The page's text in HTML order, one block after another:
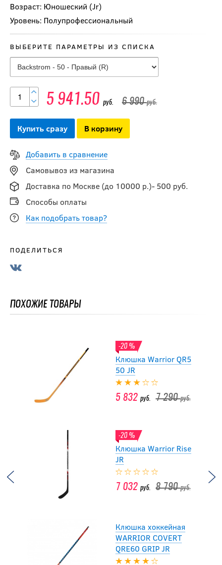
Возраст: Юношеский (Jr)
Уровень: Полупрофессиональный
ВЫБЕРИТЕ ПАРАМЕТРЫ ИЗ СПИСКА
5 941.50 руб. 6 990руб.
Купить сразу В корзину
Добавить в сравнение
Самовывоз из магазина
Доставка по Москве (до 10000 р.)- 500 руб.
Способы оплаты
Как подобрать товар?
ПОДЕЛИТЬСЯ
ПОХОЖИЕ ТОВАРЫ
-20 %
JR
7 032
QRE60 GRIP JR
-20 %
Клюшка Warrior QR5
50 JR
5 832 руб. 7 290руб.
-20 %
Клюшка Warrior Rise
JR
7 032 руб. 8 790руб.
Клюшка хоккейная
WARRIOR COVERT
QRE60 GRIP JR